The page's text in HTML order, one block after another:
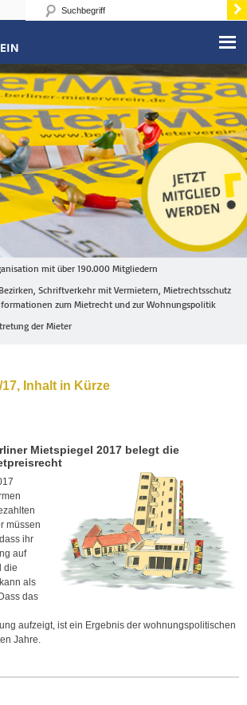
mit über 190.000 Mitgliedern
Schriftverkehr mit Vermietern, Mietrechtsschutz
zum Mietrecht und zur Wohnungspolitik
der Mieter
17, Inhalt in Kürze
Mietspiegel 2017 belegt die
müssen
ihr
auf
die
als
das
aufzeigt, ist ein Ergebnis der wohnungspolitischen
Jahre.